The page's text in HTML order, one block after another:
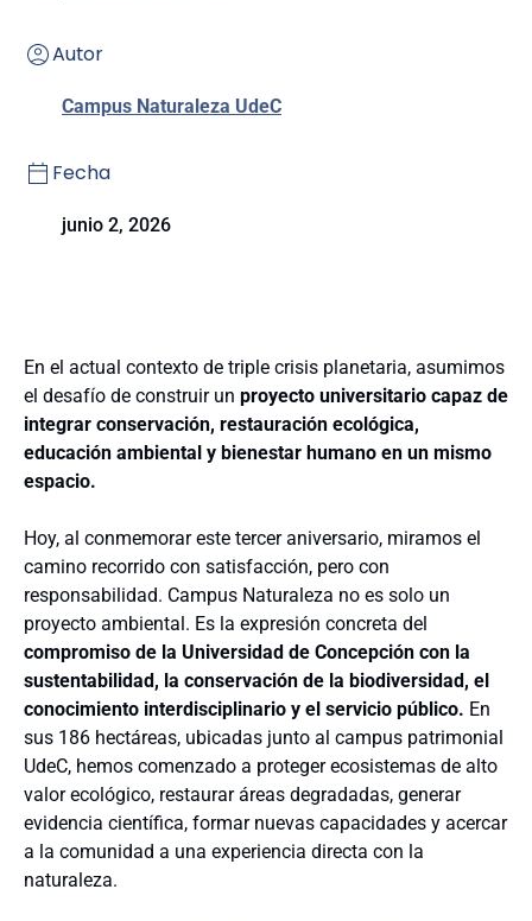
Autor
Campus Naturaleza UdeC
Fecha
junio 2, 2026
En el actual contexto de triple crisis planetaria, asumimos
el desafío de construir un proyecto universitario capaz de
integrar conservación, restauración ecológica,
educación ambiental y bienestar humano en un mismo
espacio.
Hoy, al conmemorar este tercer aniversario, miramos el
camino recorrido con satisfacción, pero con
responsabilidad. Campus Naturaleza no es solo un
proyecto ambiental. Es la expresión concreta del
compromiso de la Universidad de Concepción con la
sustentabilidad, la conservación de la biodiversidad, el
conocimiento interdisciplinario y el servicio público. En
sus 186 hectáreas, ubicadas junto al campus patrimonial
UdeC, hemos comenzado a proteger ecosistemas de alto
valor ecológico, restaurar áreas degradadas, generar
evidencia científica, formar nuevas capacidades y acercar
a la comunidad a una experiencia directa con la
naturaleza.